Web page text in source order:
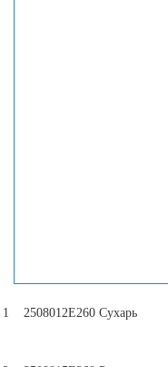
1 2508012Е260 Сухарь